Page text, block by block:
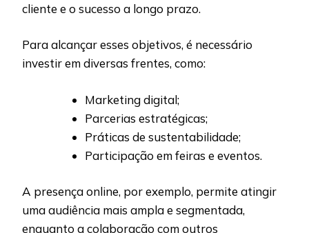
cliente e o sucesso a longo prazo.
Para alcançar esses objetivos, é necessário
investir em diversas frentes, como:
Marketing digital;
Parcerias estratégicas;
Práticas de sustentabilidade;
Participação em feiras e eventos.
A presença online, por exemplo, permite atingir
uma audiência mais ampla e segmentada,
enquanto a colaboração com outros